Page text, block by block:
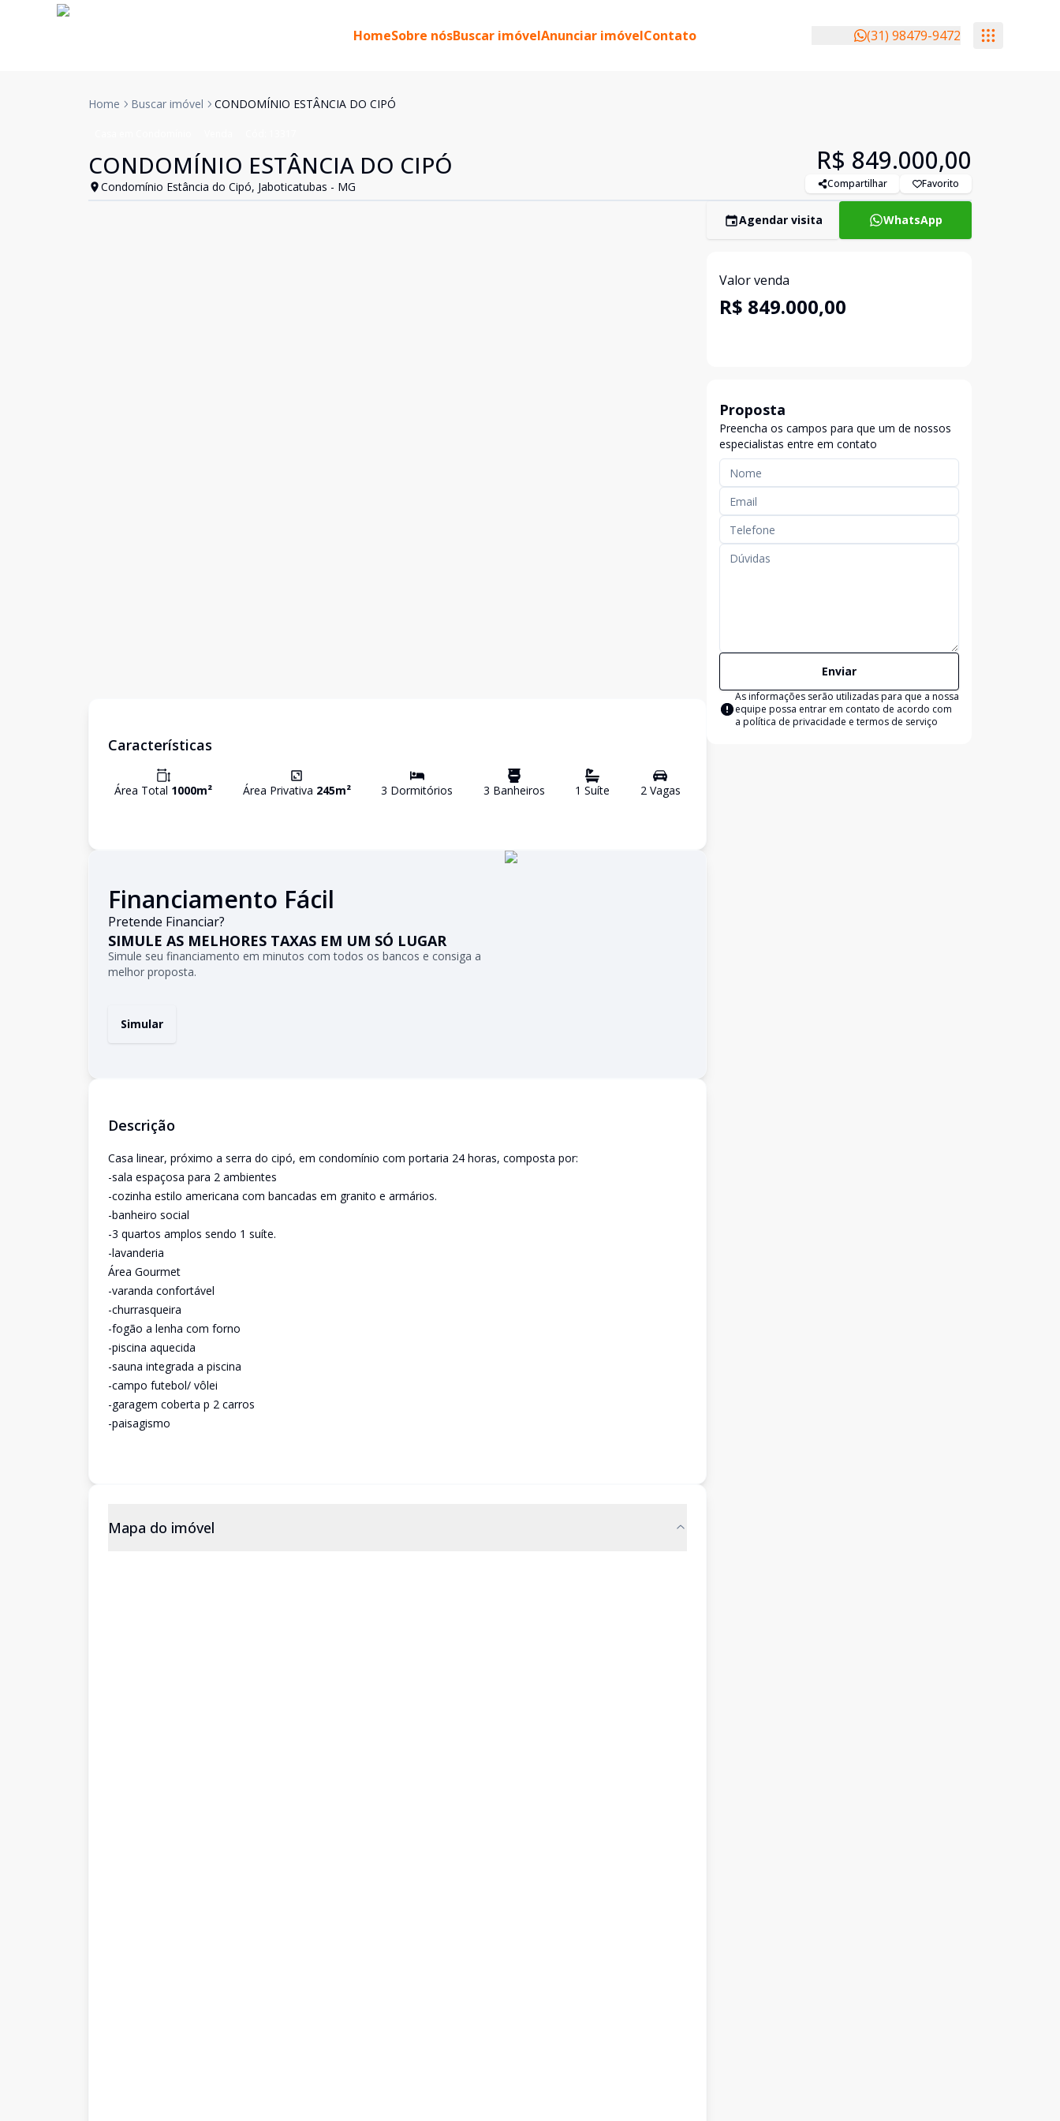
HomeSobre nósBuscar imóvelAnunciar imóvelContato (31) 98479-9472
Home Buscar imóvel CONDOMÍNIO ESTÂNCIA DO CIPÓ
CONDOMÍNIO ESTÂNCIA DO CIPÓ
Condomínio Estância do Cipó, Jaboticatubas - MG
R$ 849.000,00
Compartilhar Favorito
Características
Área Total 1000m² Área Privativa 245m² 3 Dormitórios 3 Banheiros 1 Suíte 2Vagas
Financiamento Fácil
Pretende Financiar?
SIMULE AS MELHORES TAXAS EM UM SÓ LUGAR
Simule seu financiamento em minutos com todos os bancos e consiga a
melhor proposta.
Simular
Descrição
Casa linear, próximo a serra do cipó, em condomínio com portaria 24 horas, composta por:
-sala espaçosa para 2 ambientes
-cozinha estilo americana com bancadas em granito e armários.
-banheiro social
-3 quartos amplos sendo 1 suíte.
-lavanderia
Área Gourmet
-varanda confortável
-churrasqueira
-fogão a lenha com forno
-piscina aquecida
-sauna integrada a piscina
-campo futebol/ vôlei
-garagem coberta p 2 carros
-paisagismo
Mapa do imóvel
Agendar visita WhatsApp
Valor venda
R$ 849.000,00
Proposta
Preencha os campos para que um de nossos
especialistas entre em contato
Enviar
As informações serão utilizadas para que a nossa
equipe possa entrar em contato de acordo com
a política de privacidade e termos de serviço